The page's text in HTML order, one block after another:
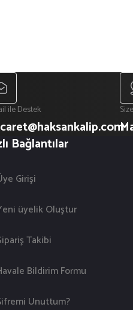
ile Destek
Bağlantılar
Girişi
üyelik Oluştur
Takibi
Bildirim Formu
Unuttum?